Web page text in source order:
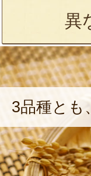
異
3品種とも